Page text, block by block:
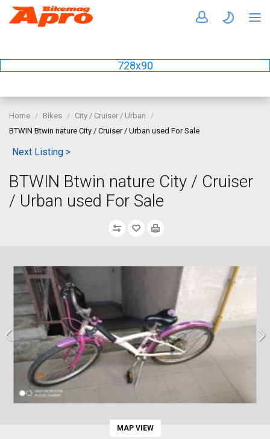
728x90
Home Bikes
City / Cruiser / Urban
BTWIN Btwin nature City / Cruiser / Urban used For Sale
Next Listing >
BTWIN Btwin nature City / Cruiser
/ Urban used For Sale
MAP VIEW